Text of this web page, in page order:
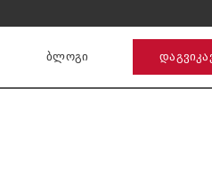
შეავსეთ ფორმა,
გაგზავნეთ
ᲑᲚᲝᲒᲘ